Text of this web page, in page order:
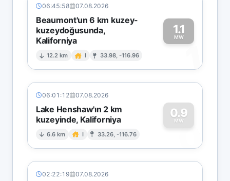
06:45:58 07.08.2026
Beaumont'un 6 km kuzey-
kuzeydoğusunda,
Kaliforniya
12.2 km I 33.98, -116.96
1.1
MW
1
06:01:12 07.08.2026
Lake Henshaw'ın 2 km
kuzeyinde, Kaliforniya
6.6 km I 33.26, -116.76
0.9
MW
0
02:22:19 07.08.2026